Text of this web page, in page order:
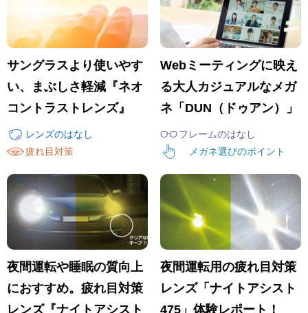
サングラスより使いやす
い、まぶしさ軽減『ネオ
コントラストレンズ』
レンズのはなし
疲れ目対策
Webミーティングに映え
る大人カジュアルなメガ
ネ「DUN（ドゥアン）」
フレームのはなし
メガネ選びのポイント
夜間運転や睡眠の質向上
におすすめ。疲れ目対策
レンズ『ナイトアシスト
夜間運転用の疲れ目対策
レンズ「ナイトアシスト
475」体験レポート！